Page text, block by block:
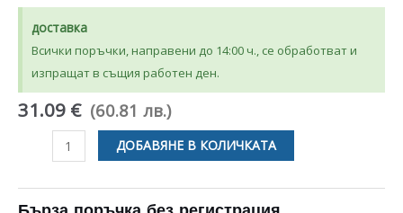
доставка
Всички поръчки, направени до 14:00 ч., се обработват и
изпращат в същия работен ден.
31.09 € (60.81 лв.)
количество
ТЕРМОСТАТ
ЗА
ДОБАВЯНЕ В КОЛИЧКАТА